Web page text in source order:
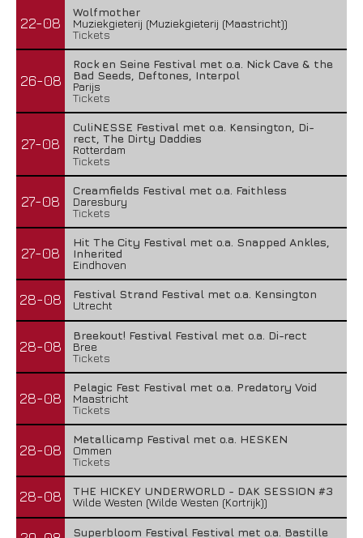
Green Carnation – A Dark Poem II: Sanguis
20 juli 2026
22-08
Wolfmother
Muziekgieterij (Muziekgieterij (Maastricht))
Tickets
26-08
Rock en Seine Festival met o.a. Nick Cave & the
Bad Seeds, Deftones, Interpol
Parijs
Tickets
27-08
CuliNESSE Festival met o.a. Kensington, Di-
rect, The Dirty Daddies
Rotterdam
Tickets
27-08
Creamfields Festival met o.a. Faithless
Daresbury
Tickets
27-08
Hit The City Festival met o.a. Snapped Ankles,
Inherited
Eindhoven
28-08
Festival Strand Festival met o.a. Kensington
Utrecht
28-08
Breekout! Festival Festival met o.a. Di-rect
Bree
Tickets
28-08
Pelagic Fest Festival met o.a. Predatory Void
Maastricht
Tickets
28-08
Metallicamp Festival met o.a. HESKEN
Ommen
Tickets
28-08
THE HICKEY UNDERWORLD - DAK SESSION #3
Wilde Westen (Wilde Westen (Kortrijk))
Superbloom Festival Festival met o.a. Bastille